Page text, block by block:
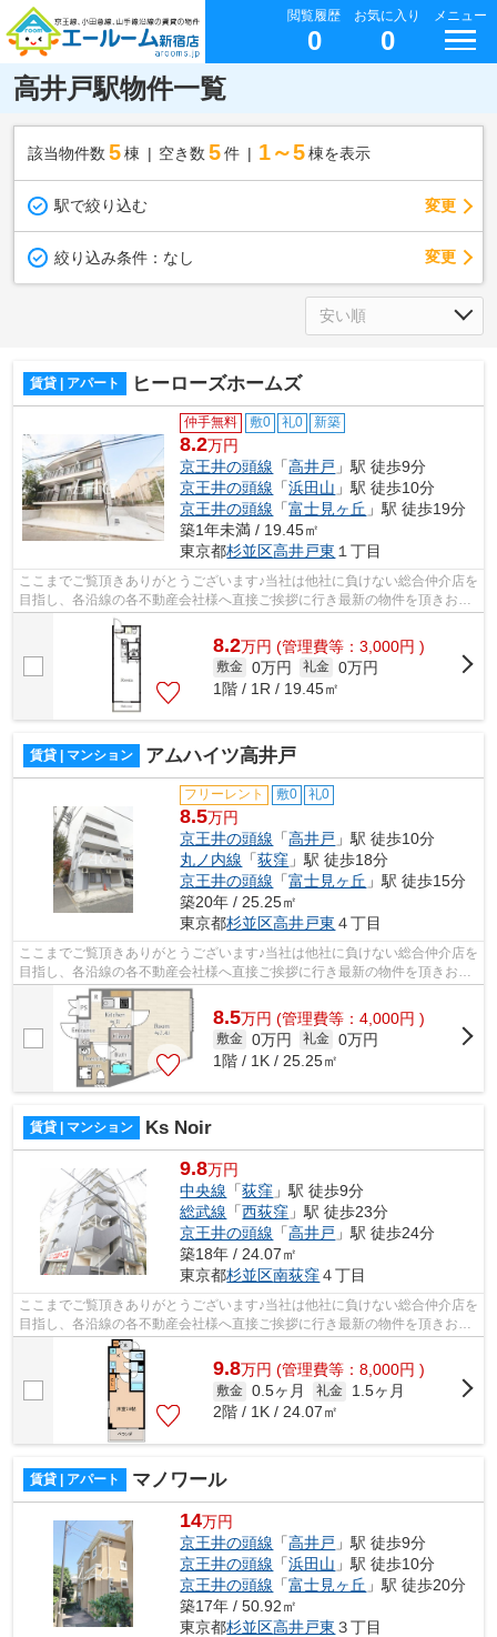
閲覧履歴
0
お気に入り
0
メニュー
高井戸駅物件一覧
該当物件数 5棟 空き数 5 件 1～5 棟を表示
駅で絞り込む 変更
絞り込み条件： なし 変更
賃貸 | アパート ヒーローズホームズ
仲手無料 敷0 礼0 新築
8.2万円
京王井の頭線 「高井戸 」駅 徒歩9分
京王井の頭線 「浜田山 」駅 徒歩10分
京王井の頭線 「富士見ヶ丘 」駅 徒歩19分
築1年未満 / 19.45㎡
東京都杉並区高井戸東 １丁目
ここまでご覧頂きありがとうございます♪当社は他社に負けない総合仲介店を
目指し、各沿線の各不動産会社様へ直接ご挨拶に行き最新の物件を頂きお客
様へ提供しております！最新の情報は...
8.2万円 (管理費等：3,000円 )
敷金 0万円 礼金 0万円
1階 / 1R / 19.45㎡
賃貸 | マンション アムハイツ高井戸
フリーレント 敷0 礼0
8.5万円
京王井の頭線 「高井戸 」駅 徒歩10分
丸ノ内線 「荻窪 」駅 徒歩18分
京王井の頭線 「富士見ヶ丘 」駅 徒歩15分
築20年 / 25.25㎡
東京都杉並区高井戸東 ４丁目
ここまでご覧頂きありがとうございます♪当社は他社に負けない総合仲介店を
目指し、各沿線の各不動産会社様へ直接ご挨拶に行き最新の物件を頂きお客
様へ提供しております！最新の情報は...
8.5万円 (管理費等：4,000円 )
敷金 0万円 礼金 0万円
1階 / 1K / 25.25㎡
賃貸 | マンション Ks Noir
9.8万円
中央線 「荻窪 」駅 徒歩9分
総武線 「西荻窪 」駅 徒歩23分
京王井の頭線 「高井戸 」駅 徒歩24分
築18年 / 24.07㎡
東京都杉並区南荻窪４丁目
ここまでご覧頂きありがとうございます♪当社は他社に負けない総合仲介店を
目指し、各沿線の各不動産会社様へ直接ご挨拶に行き最新の物件を頂きお客
様へ提供しております！最新の情報は...
9.8万円 (管理費等：8,000円 )
敷金 0.5ヶ月 礼金
1.5ヶ月
2階 / 1K / 24.07㎡
賃貸 | アパート マノワール
14万円
京王井の頭線 「高井戸 」駅 徒歩9分
京王井の頭線 「浜田山 」駅 徒歩10分
京王井の頭線 「富士見ヶ丘 」駅 徒歩20分
築17年 / 50.92㎡
東京都杉並区高井戸東 ３丁目